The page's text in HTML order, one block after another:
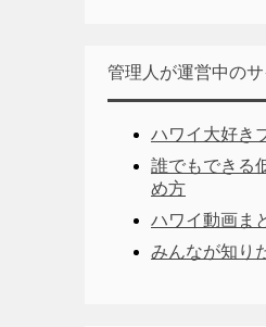
管理人が運営中のサ
ハワイ大好き
誰でもできる
め方
ハワイ動画ま
みんなが知り